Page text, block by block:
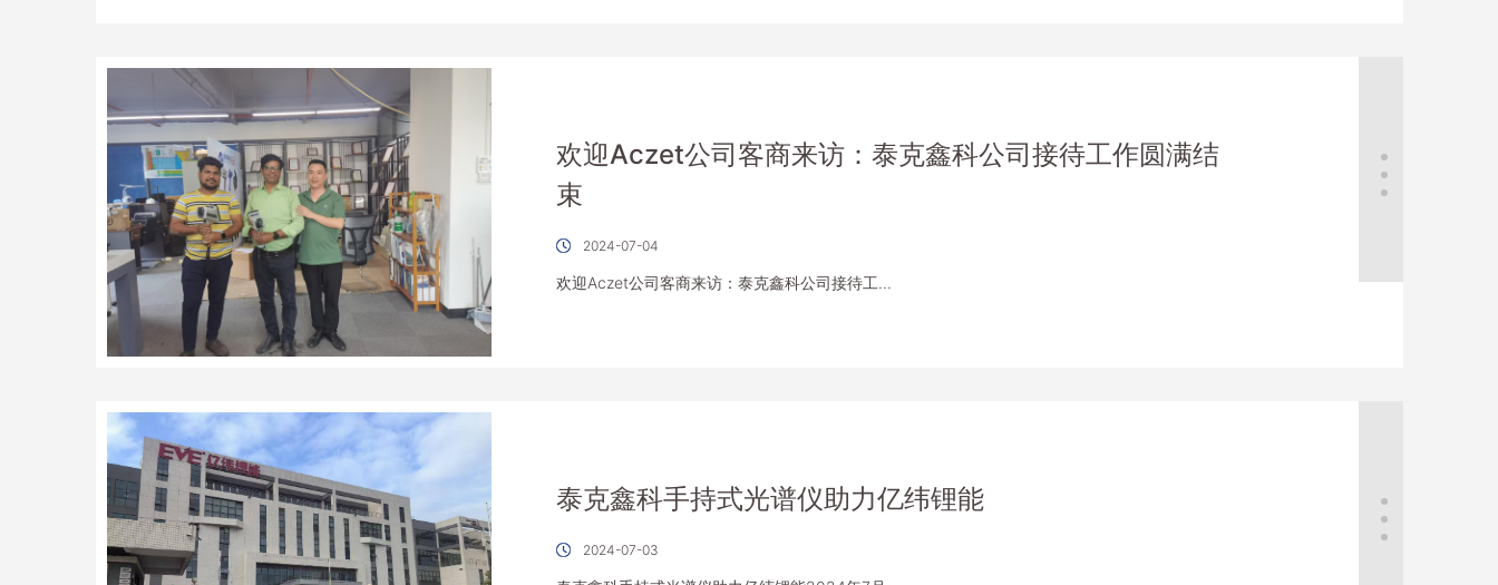
欢迎Aczet公司客商来访：泰克鑫科公司接待工作圆满结
束
2024-07-04
欢迎Aczet公司客商来访：泰克鑫科公司接待工...
泰克鑫科手持式光谱仪助力亿纬锂能
2024-07-03